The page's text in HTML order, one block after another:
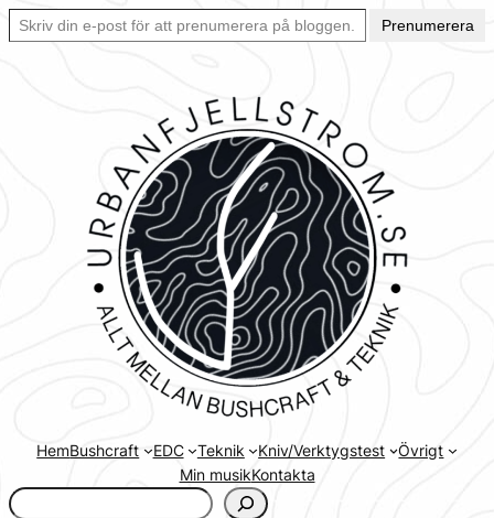
Hoppa
Skriv din e-post för att prenumerera på bloggen… Ett enkelt sätt att hålla sig uppdaterad automatiskt.
Prenumerera
HemBushcraft EDC Teknik Kniv/Verktygstest
Övrigt
Min musikKontakta
www.urbanfjellstrom.se/jamforelselistan/